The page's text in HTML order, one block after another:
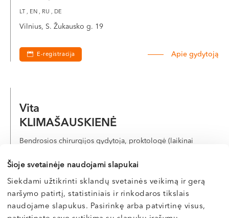
Šioje svetainėje naudojami slapukai
Siekdami užtikrinti sklandų svetainės veikimą ir gerą
naršymo patirtį, statistiniais ir rinkodaros tikslais
naudojame slapukus. Pasirinkę arba patvirtinę visus,
LT , EN , RU , DE
Vilnius, S. Žukausko g. 19
E-registracija Apie gydytoją
Vita
KLIMAŠAUSKIENĖ
Bendrosios chirurgijos gydytoja, proktologė (laikinai
LT , EN
Vilnius, S. Žukausko g. 19
Apie gydytoją